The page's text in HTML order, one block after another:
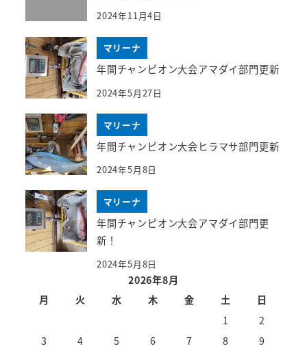
2024年11月4日
マリーナ
年間チャンピオン大会アマダイ部門更新
2024年5月27日
マリーナ
年間チャンピオン大会ヒラマサ部門更新
2024年5月8日
マリーナ
年間チャンピオン大会アマダイ部門更
新！
2024年5月8日
2026年8月
月
火 水 木 金 土
日
1
2
3
4 5 6 7 8
9